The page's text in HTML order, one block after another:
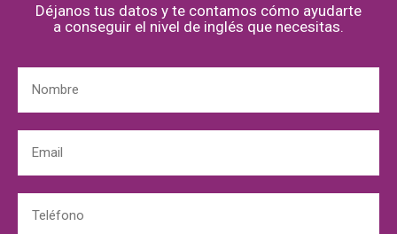
Déjanos tus datos y te contamos cómo ayudarte
a conseguir el nivel de inglés que necesitas.